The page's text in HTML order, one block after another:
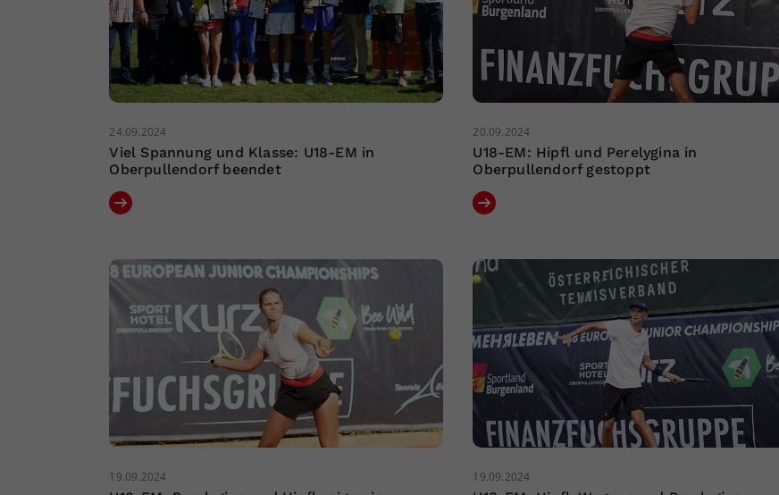
24.09.2024
Viel Spannung und Klasse: U18-EM in
Oberpullendorf beendet
20.09.2024
U18-EM: Hipfl und Perelygina in
Oberpullendorf gestoppt
19.09.2024 19.09.2024